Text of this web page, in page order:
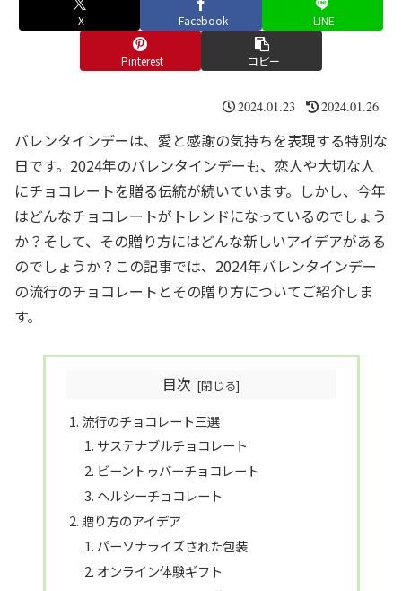
X Facebook LINE
Pinterest コピー
2024.01.23 2024.01.26
バレンタインデーは、愛と感謝の気持ちを表現する特別な
日です。2024年のバレンタインデーも、恋人や大切な人
にチョコレートを贈る伝統が続いています。しかし、今年
はどんなチョコレートがトレンドになっているのでしょう
か？そして、その贈り方にはどんな新しいアイデアがある
のでしょうか？この記事では、2024年バレンタインデー
の流行のチョコレートとその贈り方についてご紹介しま
す。
目次
流行のチョコレート三選
サステナブルチョコレート
ビーントゥバーチョコレート
ヘルシーチョコレート
贈り方のアイデア
パーソナライズされた包装
オンライン体験ギフト